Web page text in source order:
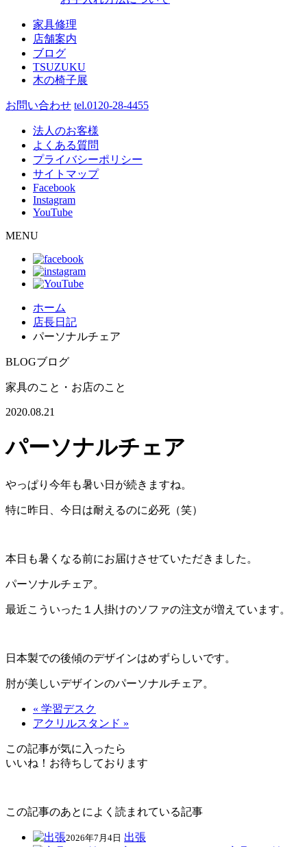
家具修理
店舗案内
ブログ
TSUZUKU
木の椅子展
お問い合わせ tel.0120-28-4455
法人のお客様
よくある質問
プライバシーポリシー
サイトマップ
Facebook
Instagram
YouTube
MENU
ホーム
店長日記
パーソナルチェア
BLOGブログ
家具のこと・お店のこと
2020.08.21
パーソナルチェア
やっぱり今年も暑い日が続きますね。
特に昨日、今日は耐えるのに必死（笑）
本日も暑くなる前にお届けさせていただきました。
パーソナルチェア。
最近こういった１人掛けのソファの注文が増えています。
日本製での後傾のデザインはめずらしいです。
肘が美しいデザインのパーソナルチェア。
« 学習デスク
アクリルスタンド »
この記事が気に入ったら
いいね！お待ちしております
この記事のあとによく読まれている記事
2026年7月4日 出張